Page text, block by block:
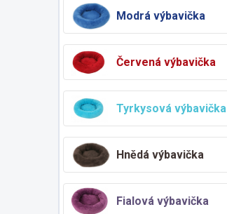
Modrá výbavička
Červená výbavička
Tyrkysová výbavička
Hnědá výbavička
Fialová výbavička